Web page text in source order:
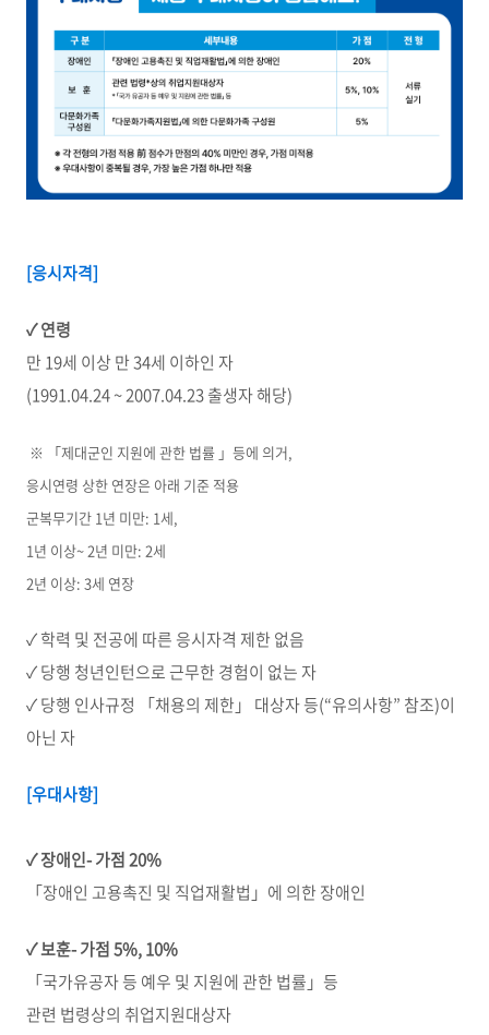
[응시자격]
✓연령
만 19세 이상 만 34세 이하인 자
(1991.04.24 ~ 2007.04.23 출생자 해당)
※ 「제대군인 지원에 관한 법률 」등에 의거,
응시연령 상한 연장은 아래 기준 적용
군복무기간 1년 미만: 1세,
1년 이상~ 2년 미만: 2세
2년 이상: 3세 연장
✓학력 및 전공에 따른 응시자격 제한 없음
✓당행 청년인턴으로 근무한 경험이 없는 자
✓당행 인사규정 「채용의 제한」 대상자 등(“유의사항” 참조)이
아닌 자
[우대사항]
✓장애인-가점20%
「장애인 고용촉진 및 직업재활법」에 의한 장애인
✓보훈-가점5%, 10%
「국가유공자 등 예우 및 지원에 관한 법률」등
관련 법령상의 취업지원대상자